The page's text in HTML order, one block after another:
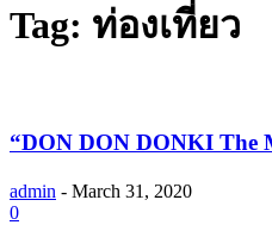
Tag: ท่องเที่ยว
“DON DON DONKI The
admin - March 31, 2020
0